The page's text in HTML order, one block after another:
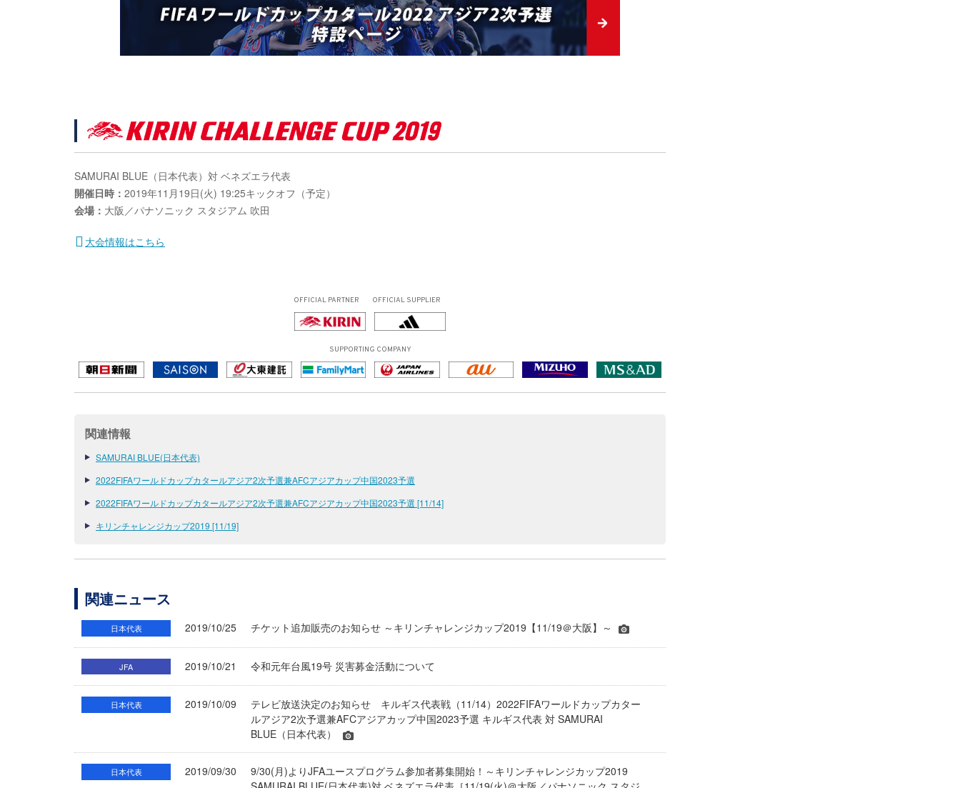
SAMURAI BLUE（日本代表）対 ベネズエラ代表
開催日時： 2019年11月19日(火) 19:25キックオフ（予定）
会場： 大阪／パナソニック スタジアム 吹田
大会情報はこちら
OFFICIAL PARTNER OFFICIAL SUPPLIER
SUPPORTING COMPANY
関連情報
SAMURAI BLUE(日本代表)
2022FIFAワールドカップカタールアジア2次予選兼AFCアジアカップ中国2023予選
2022FIFAワールドカップカタールアジア2次予選兼AFCアジアカップ中国2023予選 [11/14]
キリンチャレンジカップ2019 [11/19]
関連ニュース
日本代表 2019/10/25 チケット追加販売のお知らせ ～キリンチャレンジカップ2019【11/19＠大阪】～
JFA 2019/10/21 令和元年台風19号 災害募金活動について
日本代表 2019/10/09
テレビ放送決定のお知らせ キルギス代表戦（11/14）2022FIFAワールドカップカター
ルアジア2次予選兼AFCアジアカップ中国2023予選 キルギス代表 対 SAMURAI
BLUE（日本代表）
日本代表 2019/09/30
9/30(月)よりJFAユースプログラム参加者募集開始！～キリンチャレンジカップ2019